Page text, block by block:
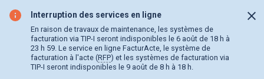
contenu
principal
Interruption des services en ligne
En raison de travaux de maintenance, les systèmes de
facturation via TIP-I seront indisponibles le 6 août de 18 h à
23 h 59. Le service en ligne FacturActe, le système de
facturation à l'acte (RFP) et les systèmes de facturation via
TIP-I seront indisponibles le 9 août de 8 h à 18 h.